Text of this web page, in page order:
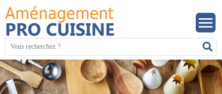
Mots
clés
:
Panneau de gestion des cookies